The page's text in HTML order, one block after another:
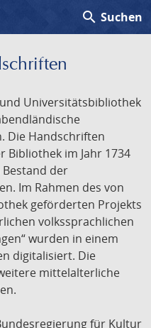
search Suchen
Universitätsbibliothek
Die Handschriften
im Jahr 1734
der
Im Rahmen des von
geförderten Projekts
volkssprachlichen
wurden in einem
digitalisiert. Die
mittelalterliche
für Kultur